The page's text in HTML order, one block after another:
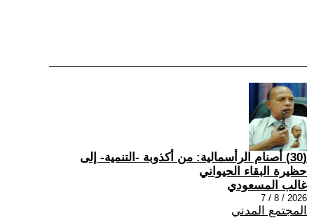
(30) أصنام الرأسمالية: من أكذوبة -التنمية- إلى
حظيرة البقاء الحيواني
غالب المسعودي
2026 / 8 / 7
المجتمع المدني